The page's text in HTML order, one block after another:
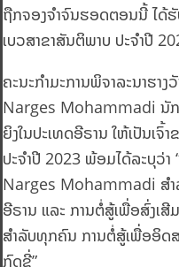
ຖືກຈອງຈຳຈົນຮອດຕອນນີ້ ໄດ້ຮັ
ເບວສາຂາສັນຕິພາບ ປະຈຳປີ
ຄະນະກຳມະການພິຈາລະນາຮາ
Narges Mohammadi ນັ
ຍິງໃນປະເທດອີຣານ ໃຫ້ເປັນເຈົ້
ປະຈຳປີ 2023 ພ້ອມໄດ້ລະບຸວ່
Narges Mohammadi ສ
ອີຣານ ແລະ ການຕໍ່ສູ້ເພື່ອສົ່ງເ
ສຳລັບທຸກຄົນ ການຕໍ່ສູ້ເພື່ອອິດ
ກົດຂີ່”